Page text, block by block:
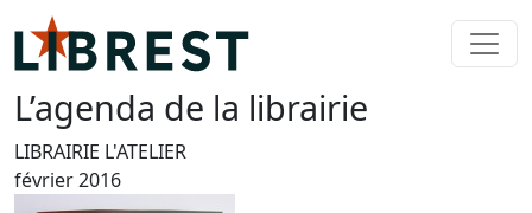
L’agenda de la librairie
LIBRAIRIE L'ATELIER
février 2016